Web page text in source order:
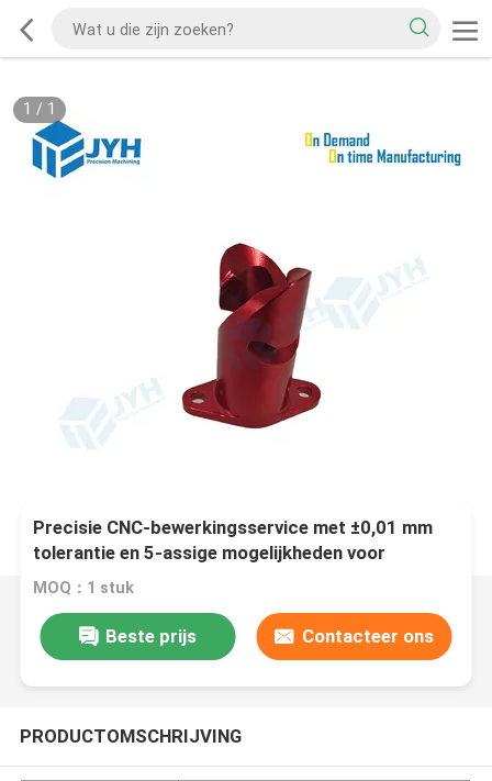
1 / 1
Precisie CNC-bewerkingsservice met ±0,01 mm
tolerantie en 5-assige mogelijkheden voor
componenten van luchtvaartkwaliteit
MOQ：1 stuk
Beste prijs Contacteer ons
PRODUCTOMSCHRIJVING